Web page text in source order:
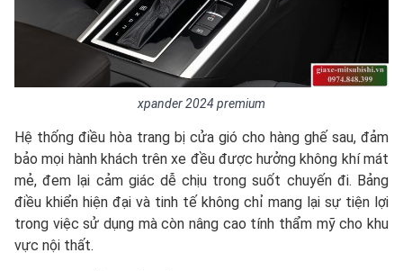
xpander 2024 premium
Hệ thống điều hòa trang bị cửa gió cho hàng ghế sau, đảm
bảo mọi hành khách trên xe đều được hưởng không khí mát
mẻ, đem lại cảm giác dễ chịu trong suốt chuyến đi. Bảng
điều khiển hiện đại và tinh tế không chỉ mang lại sự tiện lợi
trong việc sử dụng mà còn nâng cao tính thẩm mỹ cho khu
vực nội thất.